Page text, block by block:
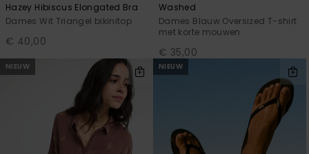
Hazey Hibiscus Elongated Bra
Dames Wit Triangel bikinitop
€ 40,00
Washed
Dames Blauw Oversized T-shirt
met korte mouwen
€ 35,00
NIEUW NIEUW